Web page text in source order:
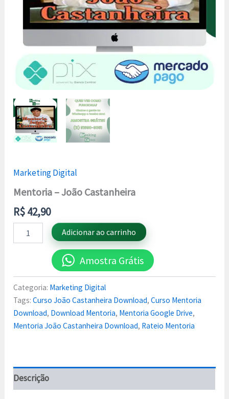
Marketing Digital
Mentoria – João Castanheira
R$42,90
Adicionar ao carrinho
Amostra Grátis
Categoria: Marketing Digital
Tags:Curso João Castanheira Download,Curso Mentoria
Download, Download Mentoria, Mentoria Google Drive,
Mentoria João Castanheira Download, Rateio Mentoria
Descrição